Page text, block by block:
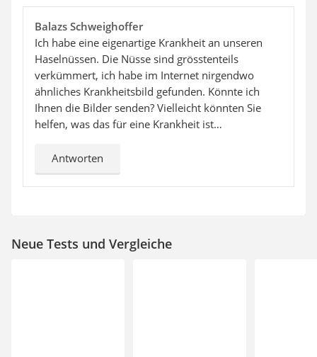
Balazs Schweighoffer
Ich habe eine eigenartige Krankheit an unseren
Haselnüssen. Die Nüsse sind grösstenteils
verkümmert, ich habe im Internet nirgendwo
ähnliches Krankheitsbild gefunden. Könnte ich
Ihnen die Bilder senden? Vielleicht könnten Sie
helfen, was das für eine Krankheit ist…
Antworten
Neue Tests und Vergleiche